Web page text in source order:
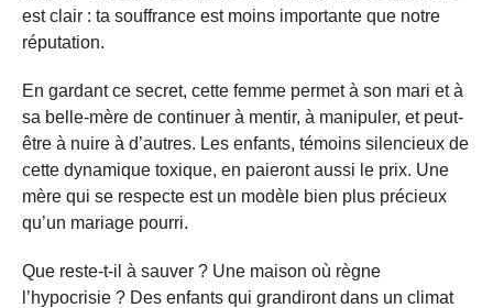
est clair : ta souffrance est moins importante que notre
réputation.
En gardant ce secret, cette femme permet à son mari et à
sa belle-mère de continuer à mentir, à manipuler, et peut-
être à nuire à d’autres. Les enfants, témoins silencieux de
cette dynamique toxique, en paieront aussi le prix. Une
mère qui se respecte est un modèle bien plus précieux
qu’un mariage pourri.
Que reste-t-il à sauver ? Une maison où règne
l’hypocrisie ? Des enfants qui grandiront dans un climat